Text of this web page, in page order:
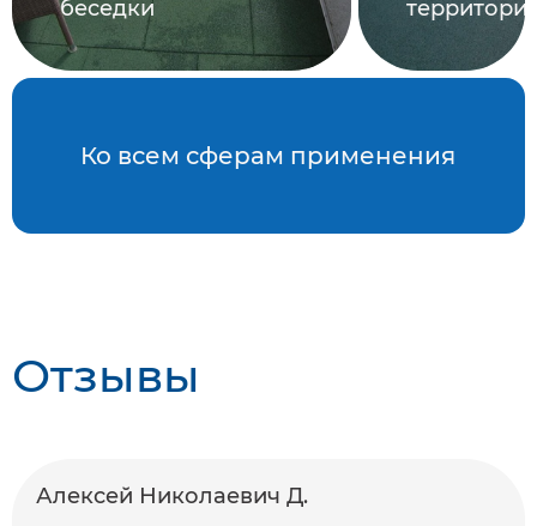
беседки
Ко всем сферам применения
Отзывы
Алексей Николаевич Д.